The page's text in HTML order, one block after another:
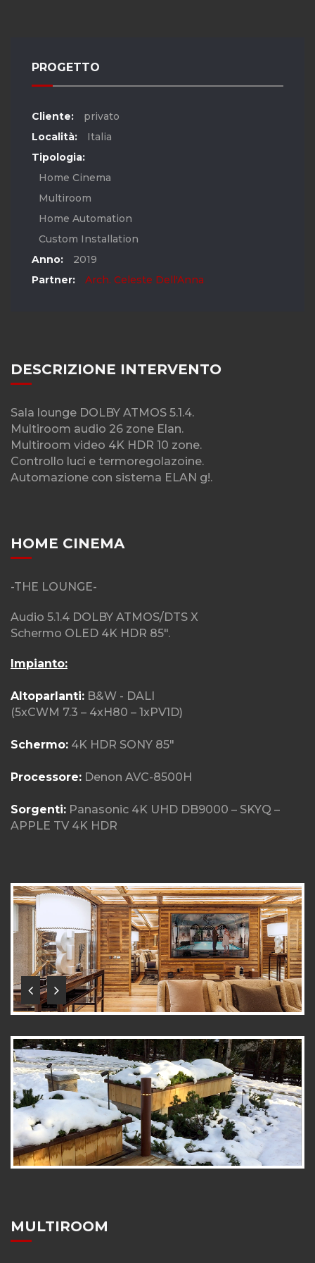
PROGETTO
Cliente:
privato
Località:
Italia
Tipologia:
Home Cinema
Multiroom
Home Automation
Custom Installation
Anno:
2019
Partner:
Arch. Celeste Dell'Anna
DESCRIZIONE INTERVENTO
Sala lounge DOLBY ATMOS 5.1.4.
Multiroom audio 26 zone Elan.
Multiroom video 4K HDR 10 zone.
Controllo luci e termoregolazoine.
Automazione con sistema ELAN g!.
HOME CINEMA
-THE LOUNGE-
Audio 5.1.4 DOLBY ATMOS/DTS X
Schermo OLED 4K HDR 85".
Impianto:
Altoparlanti: B&W - DALI
(5xCWM 7.3 – 4xH80 – 1xPV1D)
Schermo: 4K HDR SONY 85"
Processore: Denon AVC-8500H
Sorgenti: Panasonic 4K UHD DB9000 – SKYQ –
APPLE TV 4K HDR
MULTIROOM